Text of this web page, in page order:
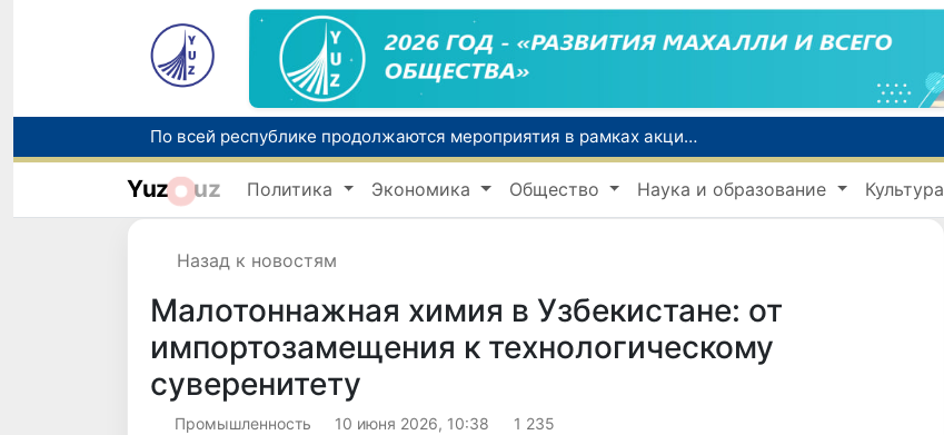
По всей республике продолжаются мероприятия в рамках акции «Актуальные 40 дней»
Оказавшийся в сложной ситуации в Германии соотечественник возвращен в Узбекистан
В Узбекистане определили порядок создания и эксплуатации платных автодорог
Yuz uz Политика Экономика Общество Наука и образование Культура
Назад к новостям
Малотоннажная химия в Узбекистане: от
импортозамещения к технологическому
суверенитету
Промышленность 10 июня 2026, 10:38 1 235